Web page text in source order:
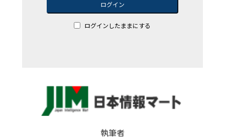
ログイン
ログインしたままにする
執筆者